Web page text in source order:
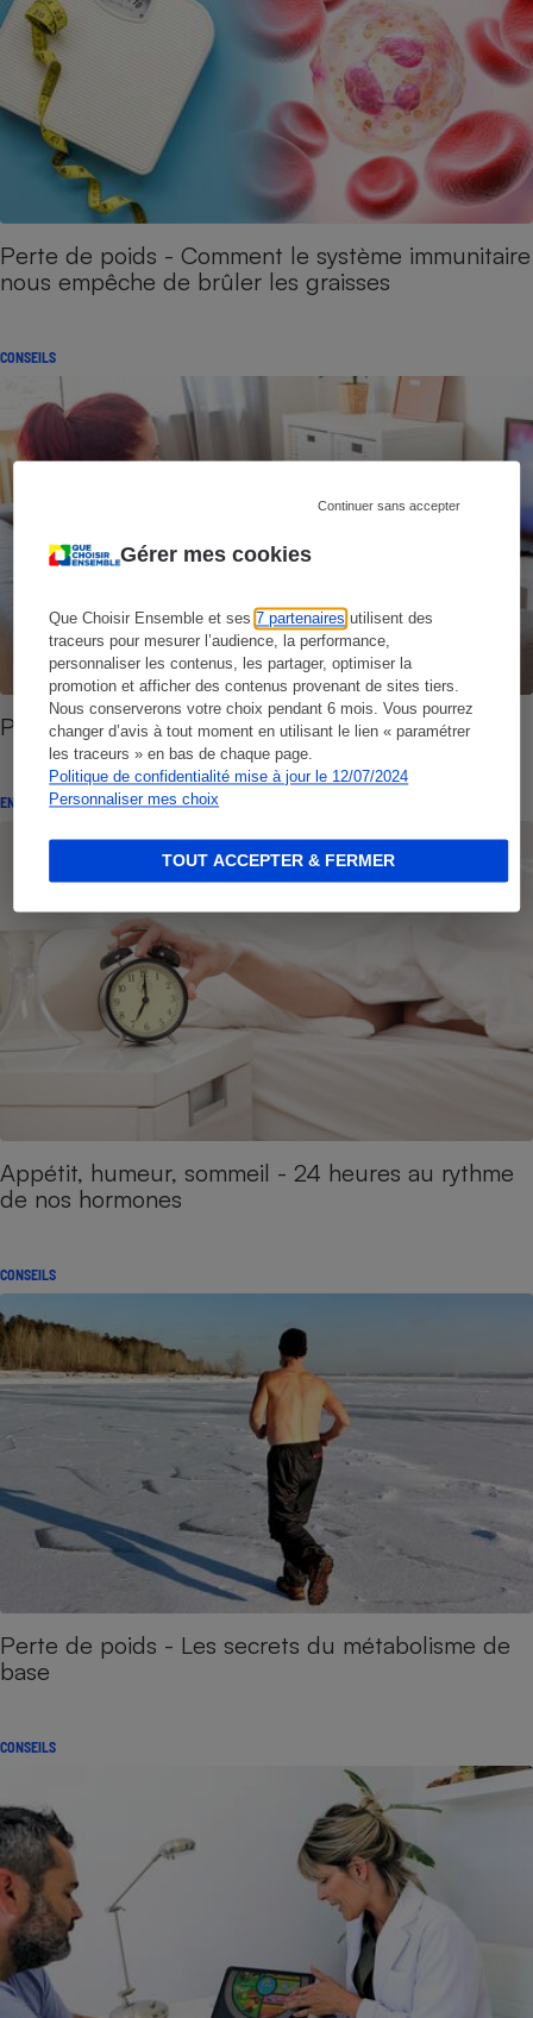
Gérer mes cookies
Que Choisir Ensemble et ses7 partenaires utilisent des
traceurs pour mesurer l’audience, la performance,
personnaliser les contenus, les partager, optimiser la
promotion et afficher des contenus provenant de sites tiers.
Nous conserverons votre choix pendant 6 mois. Vous pourrez
changer d’avis à tout moment en utilisant le lien « paramétrer
les traceurs » en bas de chaque page.
Politique de confidentialité mise à jour le 12/07/2024
Personnaliser mes choix
Continuer sans accepter
TOUT ACCEPTER & FERMER
Perte de poids - Comment le système immunitaire
nous empêche de brûler les graisses
CONSEILS
Prise de poids - Les facteurs aggravants
ENQUÊTE
Appétit, humeur, sommeil - 24 heures au rythme
de nos hormones
CONSEILS
Perte de poids - Les secrets du métabolisme de
base
CONSEILS